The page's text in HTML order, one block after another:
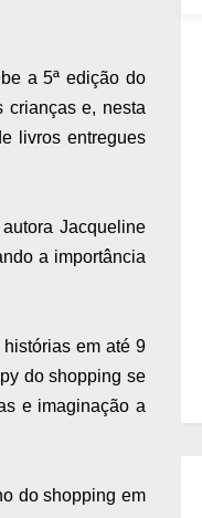
a 5ª edição do
crianças e, nesta
livros entregues
Jacqueline
a importância
em até 9
do shopping se
e imaginação a
do shopping em